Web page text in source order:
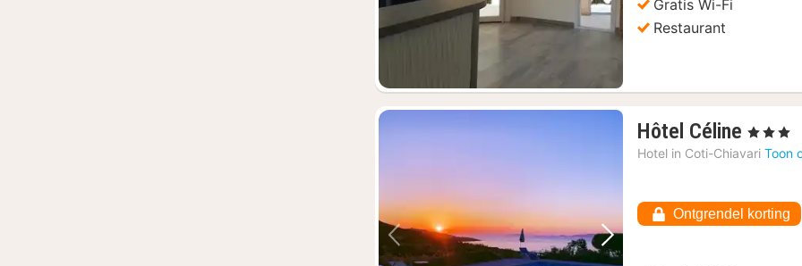
Gratis Wi-Fi
Restaurant
Vorige foto Volgende foto
Hôtel Céline 1
nacht
€
, 3 Sterren
Hotel in Coti-Chiavari Toon
Ontgrendel korting